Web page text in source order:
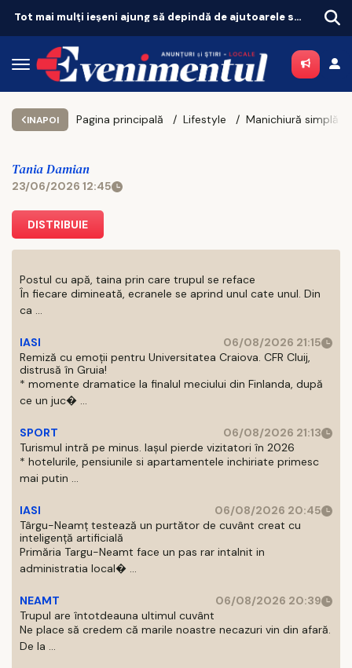
Tot mai mulți ieșeni ajung să depindă de ajutoarele sociale. Topul celor mai sărace comune
INAPOI Pagina principală Lifestyle
Tania Damian
23/06/2026 12:45
DISTRIBUIE
Postul cu apă, taina prin care trupul se reface
În fiecare dimineată, ecranele se aprind unul cate unul. Din
ca ...
IASI
06/08/2026 21:15
Remiză cu emoții pentru Universitatea Craiova. CFR Cluij,
distrusă în Gruia!
* momente dramatice la finalul meciului din Finlanda, după
ce un juc� ...
SPORT
06/08/2026 21:13
Turismul intră pe minus. Iașul pierde vizitatori în 2026
* hotelurile, pensiunile si apartamentele inchiriate primesc
mai putin ...
IASI
06/08/2026 20:45
Târgu-Neamț testează un purtător de cuvânt creat cu
inteligență artificială
Primăria Targu-Neamt face un pas rar intalnit in
administratia local� ...
NEAMT
06/08/2026 20:39
Trupul are întotdeauna ultimul cuvânt
Ne place să credem că marile noastre necazuri vin din afară.
De la ...